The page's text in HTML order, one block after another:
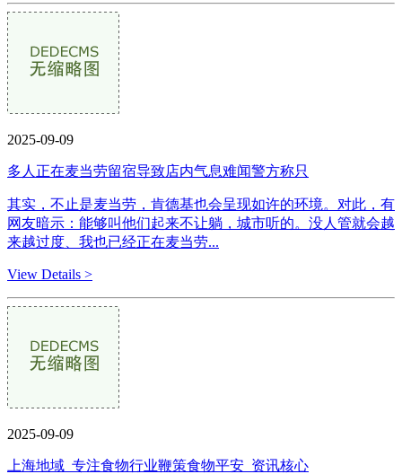
2025-09-09
多人正在麦当劳留宿导致店内气息难闻警方称只
其实，不止是麦当劳，肯德基也会呈现如许的环境。对此，有
网友暗示：能够叫他们起来不让躺，城市听的。没人管就会越
来越过度、我也已经正在麦当劳...
View Details >
2025-09-09
上海地域_专注食物行业鞭策食物平安_资讯核心